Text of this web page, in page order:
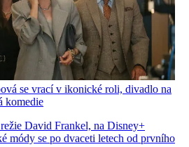
se vrací v ikonické roli, divadlo na
komedie
David Frankel, na Disney+
módy se po dvaceti letech od prvního